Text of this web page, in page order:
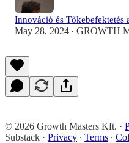
Innováció és Tőkebefektetés
May 28, 2024 • GROWTH
© 2026 Growth Masters Kft. ·
Substack · Privacy ∙ Terms ∙